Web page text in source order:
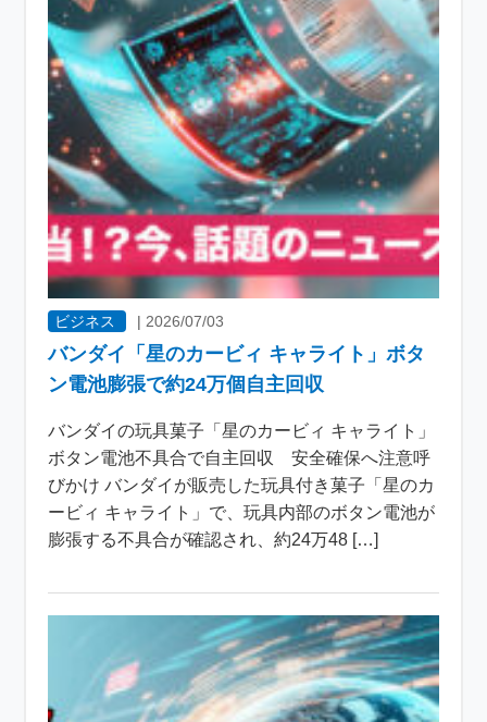
ビジネス | 2026/07/03
バンダイ「星のカービィ キャライト」ボタ
ン電池膨張で約24万個自主回収
バンダイの玩具菓子「星のカービィ キャライト」
ボタン電池不具合で自主回収 安全確保へ注意呼
びかけ バンダイが販売した玩具付き菓子「星のカ
ービィ キャライト」で、玩具内部のボタン電池が
膨張する不具合が確認され、約24万48 […]